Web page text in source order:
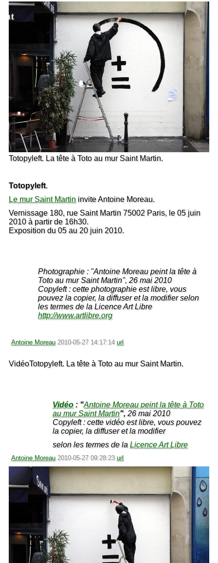
Totopyleft. La tête à Toto au mur Saint Martin.
Totopyleft.
Le mur Saint Martin invite Antoine Moreau.
Vernissage 180, rue Saint Martin 75002 Paris, le 05 juin
2010 à partir de 16h30.
Exposition du 05 au 20 juin 2010.
Photographie : "Antoine Moreau peint la tête à
Toto au mur Saint Martin", 26 mai 2010
Copyleft : cette photographie est libre, vous
pouvez la copier, la diffuser et la modifier selon
les termes de la Licence Art Libre
http://www.artlibre.org
Antoine Moreau 2010-05-27 14:17:14 url
VidéoTotopyleft. La tête à Toto au mur Saint Martin.
Vidéo: "Antoine Moreau peint la tête à Toto
au mur Saint Martin", 26 mai 2010
Copyleft : cette vidéo est libre, vous pouvez
la copier, la diffuser et la modifier
selon les termes de laLicence Art Libre
Antoine Moreau 2010-05-27 09:28:23 url